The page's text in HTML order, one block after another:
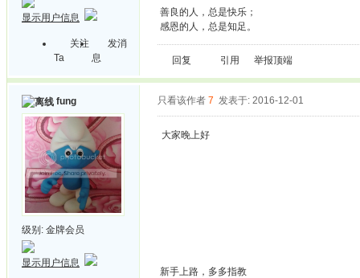
显示用户信息
关注
Ta
发消
息
善良的人，总是快乐；
感恩的人，总是知足。
回复 引用 举报顶端
fung
级别: 金牌会员
显示用户信息
只看该作者 7 发表于: 2016-12-01
大家晚上好
新手上路，多多指教